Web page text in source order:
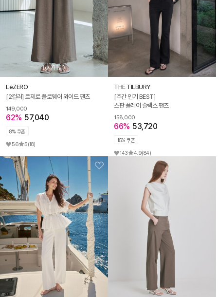
LeZERO
[2컬러] 르제로 플로웨어 와이드 팬츠
149,000
62% 57,040
8% 쿠폰
56 5(18)
THE TILBURY
[주간 인기 BEST]
스판 플레어 슬랙스 팬츠
158,000
66% 53,720
15% 쿠폰
143 4.9(84)